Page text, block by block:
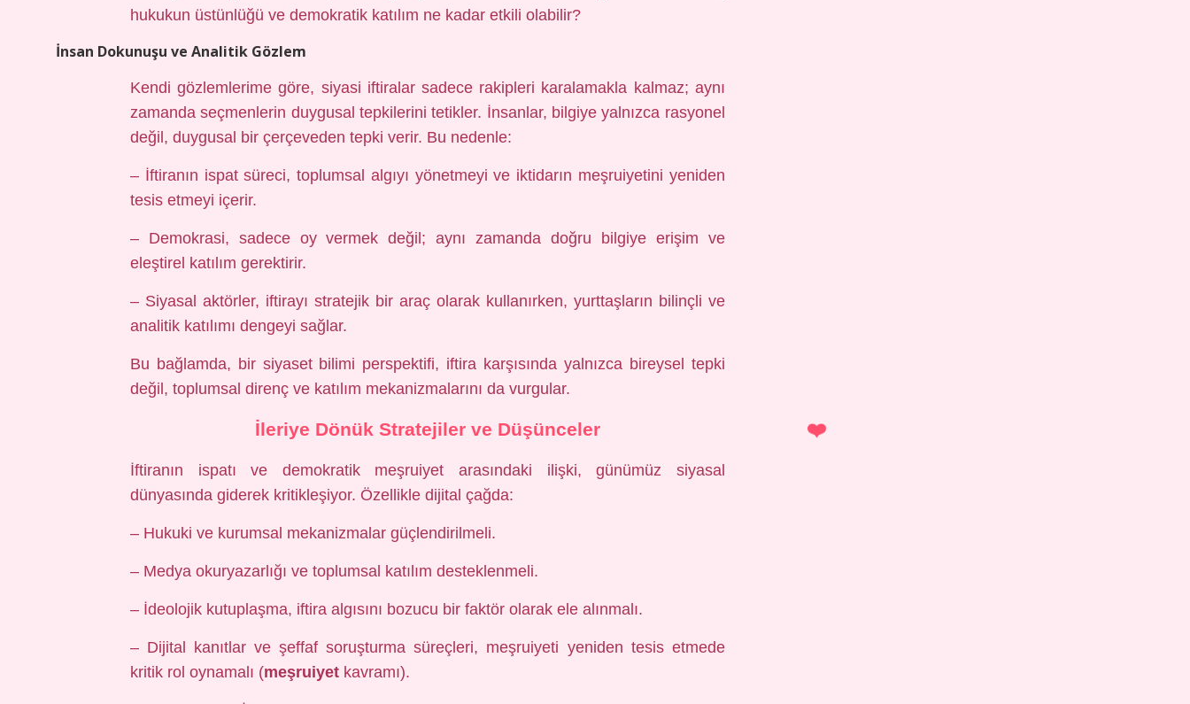
hukukun üstünlüğü ve demokratik katılım ne kadar etkili olabilir?
İnsan Dokunuşu ve Analitik Gözlem
Kendi gözlemlerime göre, siyasi iftiralar sadece rakipleri karalamakla kalmaz; aynı
zamanda seçmenlerin duygusal tepkilerini tetikler. İnsanlar, bilgiye yalnızca rasyonel
değil, duygusal bir çerçeveden tepki verir. Bu nedenle:
– İftiranın ispat süreci, toplumsal algıyı yönetmeyi ve iktidarın meşruiyetini yeniden
tesis etmeyi içerir.
– Demokrasi, sadece oy vermek değil; aynı zamanda doğru bilgiye erişim ve
eleştirel katılım gerektirir.
– Siyasal aktörler, iftirayı stratejik bir araç olarak kullanırken, yurttaşların bilinçli ve
analitik katılımı dengeyi sağlar.
Bu bağlamda, bir siyaset bilimi perspektifi, iftira karşısında yalnızca bireysel tepki
değil, toplumsal direnç ve katılım mekanizmalarını da vurgular.
İleriye Dönük Stratejiler ve Düşünceler
İftiranın ispatı ve demokratik meşruiyet arasındaki ilişki, günümüz siyasal
dünyasında giderek kritikleşiyor. Özellikle dijital çağda:
– Hukuki ve kurumsal mekanizmalar güçlendirilmeli.
– Medya okuryazarlığı ve toplumsal katılım desteklenmeli.
– İdeolojik kutuplaşma, iftira algısını bozucu bir faktör olarak ele alınmalı.
– Dijital kanıtlar ve şeffaf soruşturma süreçleri, meşruiyeti yeniden tesis etmede
kritik rol oynamalı (meşruiyetkavramı).